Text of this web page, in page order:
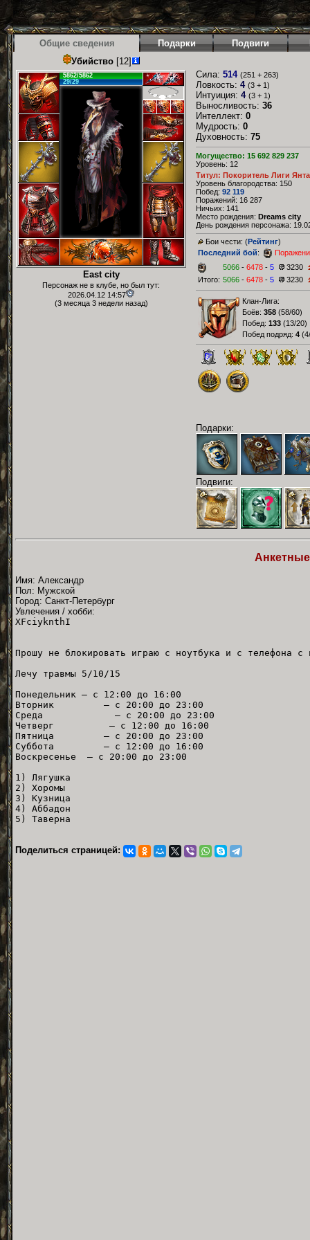
Общие сведения Подарки Подвиги
Убийство[12]
5862/5862
29/29
East city
Персонаж не в клубе, но был тут:
2026.04.12 14:57
(3 месяца 3 недели назад)
Сила: 514 (251 + 263)
Ловкость: 4 (3 + 1)
Интуиция: 4 (3 + 1)
Выносливость: 36
Интеллект: 0
Мудрость: 0
Духовность: 75
Могущество: 15 692 829 237
Уровень: 12
Титул: Покоритель Лиги
Уровень благородства: 150
Побед: 92 119
Поражений: 16 287
Ничьих: 141
Место рождения: Dreams city
День рождения персонажа:
Бои чести: (Рейтинг)
Последний бой:
5066 - 6478 - 5
3230
Итого: 5066 - 6478 - 5 3230
Клан-Лига:
Боёв: 358 (58/60)
Побед: 133 (13/20)
Побед подряд: 4 (
Подарки:
Подвиги:
Имя: Александр
Пол: Мужской
Город: Санкт-Петербург
Увлечения / хобби:
XFciyknthI
Прошу не блокировать играю с ноутбука и с телефона
Лечу травмы 5/10/15
Понедельник — с 12:00 до 16:00
Вторник — с 20:00 до 23:00
Среда — с 20:00 до 23:00
Четверг — с 12:00 до 16:00
Пятница — с 20:00 до 23:00
Суббота — с 12:00 до 16:00
Воскресенье — с 20:00 до 23:00
1) Лягушка
2) Хоромы
3) Кузница
4) Аббадон
5) Таверна
Поделиться страницей: